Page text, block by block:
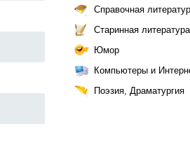
Справочная
Старинная литература
Юмор
Компьютеры и
Поэзия, Драматургия